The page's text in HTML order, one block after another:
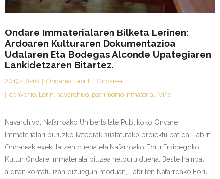
Ondare Immaterialaren Bilketa Lerinen:
Ardoaren Kulturaren Dokumentazioa
Udalaren Eta Bodegas Alconde Upategiaren
Lankidetzaren Bitartez.
2019-10-16 Ondarea Labrit
Ondarea
convenio, Lerín, navarchivo, patrimonio inmaterial, Vino
Navarchivo, Nafarroako Unibertsitate Publikoko Ondare
Immaterialari buruzko katedrak sustatutako proiektu bat da, Labrit
Ondareak exekutatzen duena eta Nafarroako Foru Erkidegoko
Kultur Ondare Immateriala biltzea helburu duena. Beste hainbat
alditan kontatu izan dizuegun moduan, Labriten Nafarroako Foru